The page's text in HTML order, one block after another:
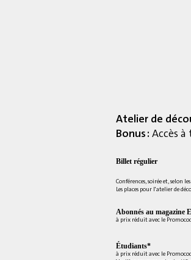
Atelier de
Bonus : Accès
Billet régulier
Conférences, soirée et, selon
Les places pour l'atelier de
Abonnés au magazine
à prix réduit avec le
Étudiants*
à prix réduit avec le